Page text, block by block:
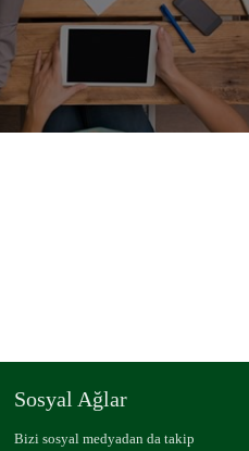
Sosyal Ağlar
Bizi sosyal medyadan da takip